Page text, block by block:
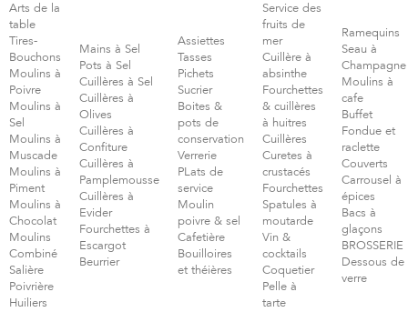
Arts de la
table
Tires-
Bouchons
Moulins à
Poivre
Moulins à
Sel
Moulins à
Muscade
Moulins à
Piment
Moulins à
Chocolat
Moulins
Combiné
Salière
Poivrière
Huiliers
Mains à Sel
Pots à Sel
Cuillères à Sel
Cuillères à
Olives
Cuillères à
Confiture
Cuillères à
Pamplemousse
Cuillères à
Evider
Fourchettes à
Escargot
Beurrier
Assiettes
Tasses
Pichets
Sucrier
Boites &
pots de
conservation
Verrerie
PLats de
service
Moulin
poivre & sel
Cafetière
Bouilloires
et théières
Service des
fruits de
mer
Cuillère à
absinthe
Fourchettes
& cuillères
à huitres
Cuillères
Curetes à
crustacés
Fourchettes
Spatules à
moutarde
Vin &
cocktails
Coquetier
Pelle à
tarte
Ramequins
Seau à
Champagne
Moulins à
cafe
Buffet
Fondue et
raclette
Couverts
Carrousel à
épices
Bacs à
glaçons
BROSSERIE
Dessous de
verre